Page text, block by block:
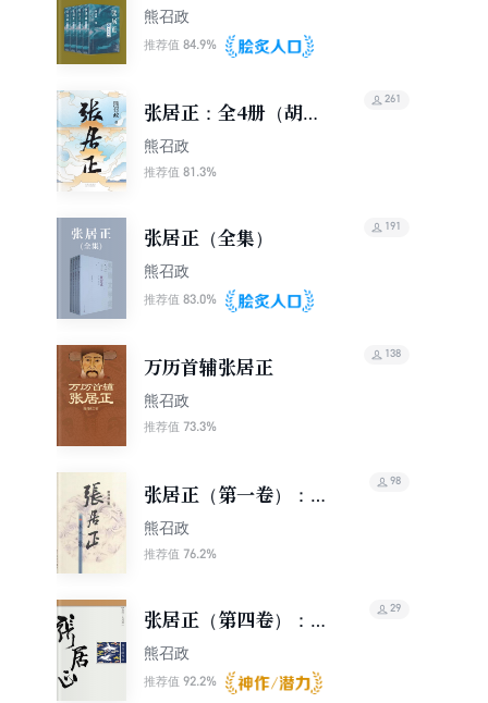
文学奖获奖作品）
熊召政
推荐值 84.9%
张居正：全4册（胡歌
主演电视剧《风禾尽起
张居正》原著）
熊召政
推荐值 81.3%
261
张居正（全集）
熊召政
推荐值 83.0%
191
万历首辅张居正
熊召政
推荐值 73.3%
138
张居正（第一卷）：木
兰歌
熊召政
推荐值 76.2%
98
张居正（第四卷）：火
凤凰
熊召政
推荐值 92.2%
29